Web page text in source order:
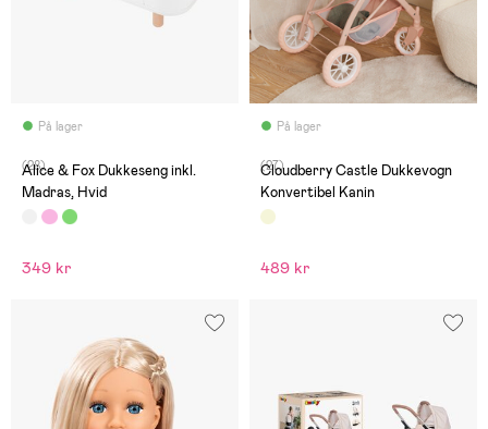
På lager
(28)
Alice & Fox Dukkeseng inkl.
Madras, Hvid
349 kr
På lager
(27)
Cloudberry Castle Dukkevogn
Konvertibel Kanin
489 kr